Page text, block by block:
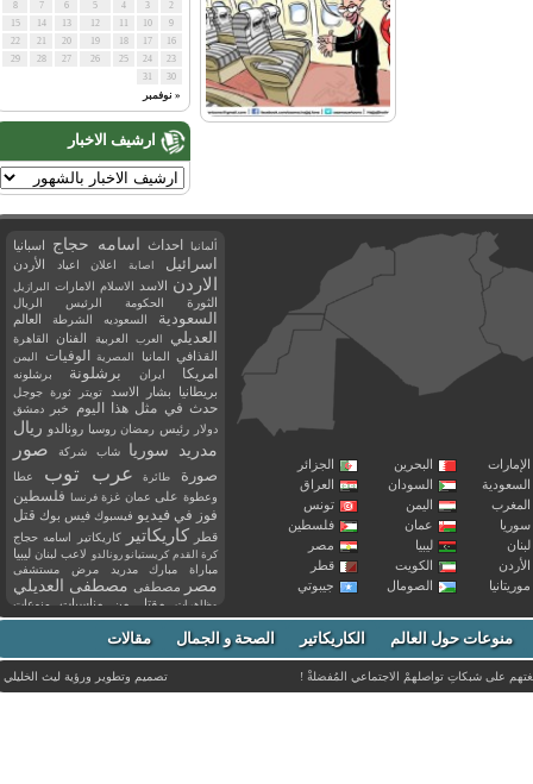
« نوفمبر
ارشيف الاخبار
البحرين
الجزائر
السودان
العراق
اليمن
تونس
عمان
فلسطين
ليبيا
مصر
الكويت
قطر
الصومال جيبوتي
ألمانيا احداث اسامه حجاج اسبانيا
اسرائيل اصابة اعلان اعياد الأردن
الاردن الاسد الاسلام الامارات البرازيل
الثورة الحكومة الرئيس الريال
السعودية السعوديه الشرطة العالم
العديلي العرب العربية الفنان القاهرة
القذافي المانيا المصرية الوفيات اليمن
امريكا ايران برشلونة برشلونه
بريطانيا بشار الاسد تويتر ثورة جوجل
حدث في مثل هذا اليوم خبر دمشق
دولار رئيس رمضان روسيا رونالدو ريال
مدريد
سوريا شاب شركة صور
صورة طائرة عرب توب
عطا
وعطوة على عمان غزة فرنسا فلسطين
فوز في فيديو فيسبوك فيس بوك قتل
قطر كاريكاتير كاريكاتير اسامه حجاج
كرة القدم كريستيانو رونالدو لاعب لبنان ليبيا
مباراة مبارك مدريد مرض مستشفى
مصر مصطفى مصطفى العديلي
مظاهرات مقتل من مناسبات
منوعات
مواليد
موت ميسي ميلان نادي نشر
وفاة وفيات يوتيوب منوعات حول العالم الكاريكاتير الصحة و الجمال مقالات
على شبكاتِ تواصلهمْ الاجتماعي المُفضلةْ ! تصميم وتطوير ورؤيةليث الخليلي